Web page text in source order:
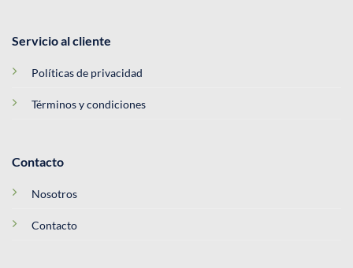
Servicio al cliente
Políticas de privacidad
Términos y condiciones
Contacto
Nosotros
Contacto